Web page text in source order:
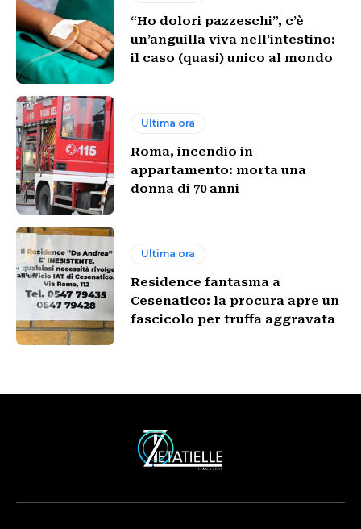
“Ho dolori pazzeschi”, c’è
un’anguilla viva nell’intestino:
il caso (quasi) unico al mondo
Ultima ora
Roma, incendio in
appartamento: morta una
donna di 70 anni
Ultima ora
Residence fantasma a
Cesenatico: la procura apre un
fascicolo per truffa aggravata